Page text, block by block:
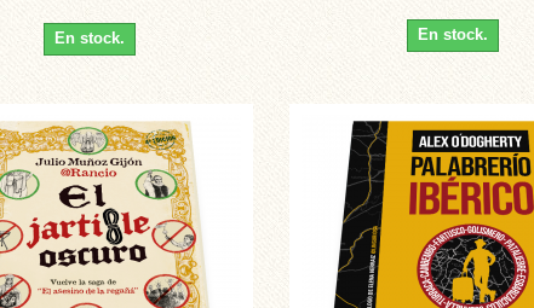
En stock. En stock.